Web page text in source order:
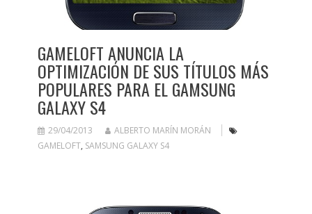
GAMELOFT ANUNCIA LA
OPTIMIZACIÓN DE SUS TÍTULOS MÁS
POPULARES PARA EL GAMSUNG
GALAXY S4
29/04/2013
ALBERTO MARÍN MORÁN
GAMELOFT, SAMSUNG GALAXY S4